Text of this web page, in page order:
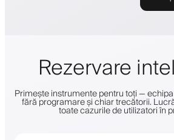
Rezervare
Primește instrumente pentru toți —
fără programare și chiar trecătorii.
toate cazurile de utilizatori în